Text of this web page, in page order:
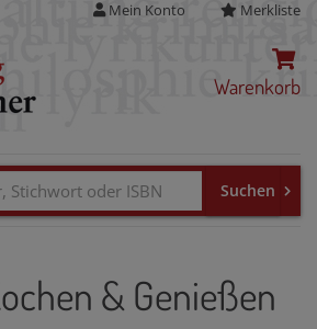
Mein Konto Merkliste
Warenkorb
& Genießen